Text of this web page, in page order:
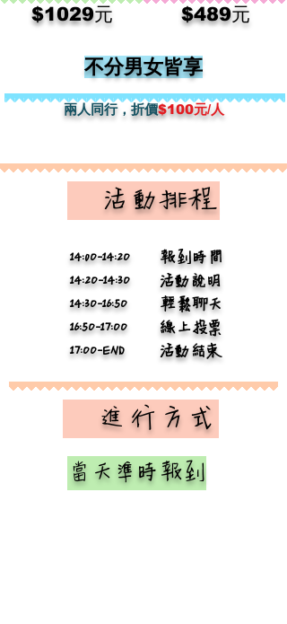
14:0O-14:2O
14:2O-14:3O
14:3O-16:5O
16:5O-17:OO
17:OO-END
報到時間
活動說明
輕鬆聊天
線上投票
活動結束
​ 進行方式
當天準時報到
$1029元 ​$489元
不分男女皆享
兩人​同行，折價$100元/人
​ 活動排程